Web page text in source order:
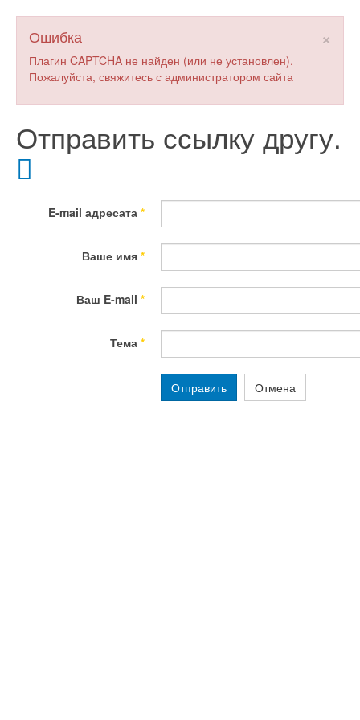
×
Ошибка
Плагин CAPTCHA не найден (или не установлен).
Пожалуйста, свяжитесь с администратором сайта
Отправить ссылку другу.
E-mail адресата *
Ваше имя *
Ваш E-mail *
Тема *
Отправить Отмена